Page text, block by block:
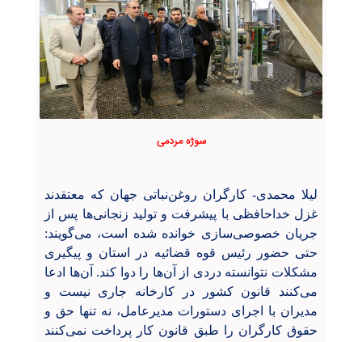
سوژه مردمی
لیلا محمدی- کارگران روغن‌نباتی جهان که معتقدند
غزل خداحافظی با پیشرفت و تولید زنجانی‌ها پس از
جریان خصوصی‌سازی خوانده شده است، می‌گویند:
حتی حضور رئیس قوه قضائیه در استان و پیگیری
مشکلات نتوانسته دردی از آن‌ها را دوا کند. آن‌ها ادعا
می‌کنند قانون کشور در کارخانه جاری نیست و
مدیران با اجرای دستورات مدیرعامل، نه تنها حق و
حقوق کارگران را طبق قانون کار پرداخت نمی‌کنند